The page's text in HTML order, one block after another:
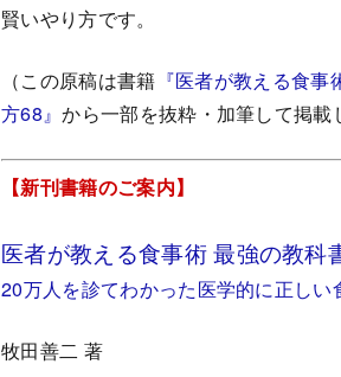
賢いやり方です。
（この原稿は書籍 『医者が教える食
方68』から一部を抜粋・加筆して掲載
【新刊書籍のご案内】
医者が教える食事術 最強の教科
20万人を診てわかった医学的に正しい
牧田善二 著